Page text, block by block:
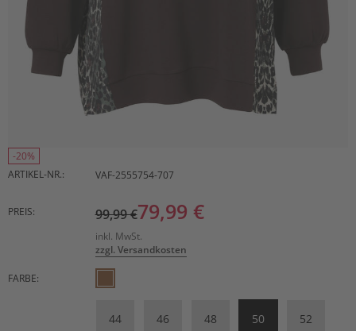
-20%
ARTIKEL-NR.:
VAF-2555754-707
PREIS: 99,99 €79,99 €
inkl. MwSt.
zzgl. Versandkosten
FARBE:
44 46 48 50 52